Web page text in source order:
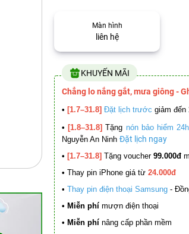
Màn hình
liên hệ
KHUYẾN MÃI
Chẳng lo nắng gắt, mưa giông -
• [1.7–31.8] Đặt lịch trước giảm đến
• [1.8–31.8] Tặng nón bảo hiểm
Nguyễn An Ninh Đặt lịch ngay
• [1.7–31.8] Tặng voucher 99.000đ
• Thay pin iPhone giá từ 24.000đ
• Thay pin điện thoại Samsung -
• Miễn phí mượn điện thoại
• Miễn phí nâng cấp phần mềm